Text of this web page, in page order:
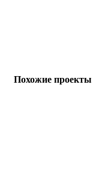
Похожие проекты